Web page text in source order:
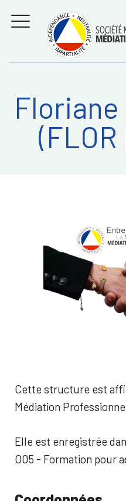
Régler les litiges
entre
consommateurs
professionnels
la médiation de la
consommation
MENU
Recherche
sur:
Floriane
(FLOR
Cette structure est
Médiation
Elle est enregistrée
O05 - Formation pour